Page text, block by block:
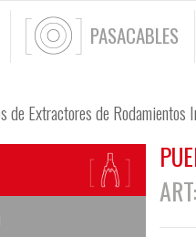
PASACABLES
de Extractores de Rodamientos